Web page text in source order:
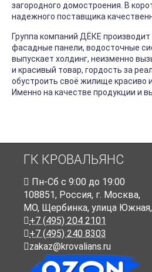
загородного домостроения. В
надежного поставщика
Группа компаний ДЁКЕ
фасадные панели, водосточные
выпускает холдинг, неизменно
и красивый товар, гордость за
обустроить своё жилище красиво
Именно на качестве продукции и
ГК КРОВАЛЬЯНС
Пн-Cб с 9:00 до 19:00
108851, Россия, г. Москва,
МО, Щербинка, улица
+7 (495) 204 2101
+7 (495) 240 8303
zakaz@krovalians.ru